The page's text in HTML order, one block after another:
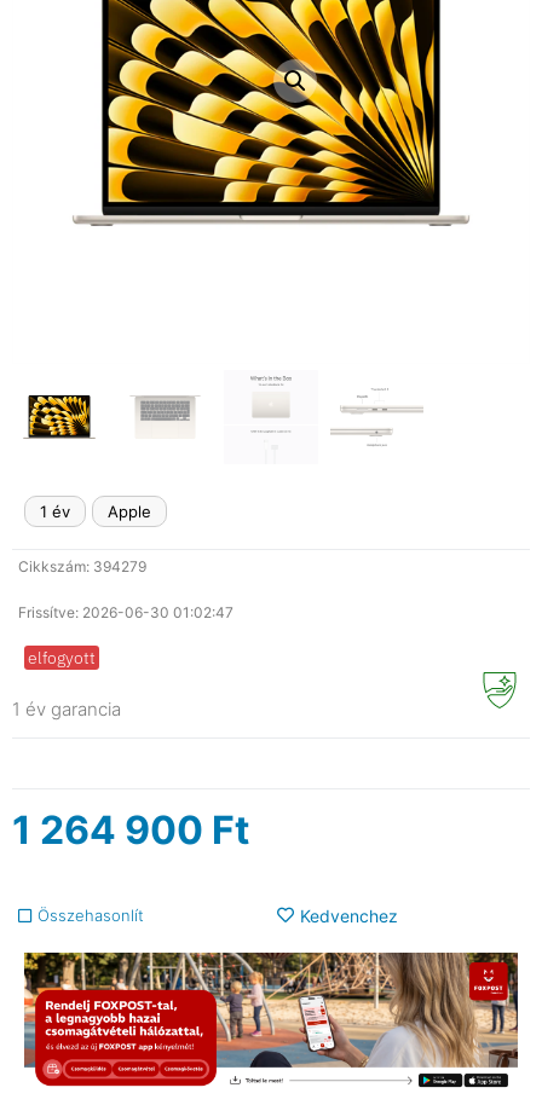
1 év Apple
Cikkszám: 394279
Frissítve: 2026-06-30 01:02:47
elfogyott
1 év garancia
1 264 900 Ft
Összehasonlít Kedvenchez